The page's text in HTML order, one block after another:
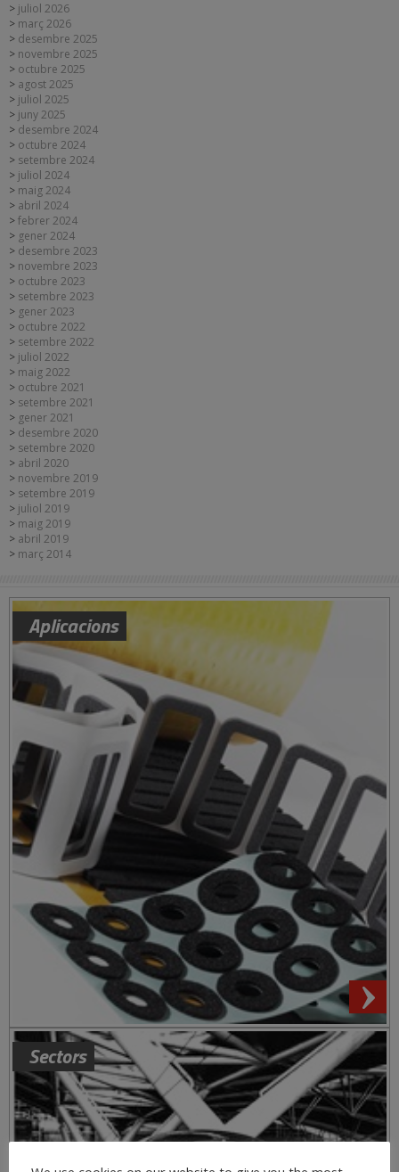
juliol 2026
març 2026
desembre 2025
novembre 2025
octubre 2025
agost 2025
juliol 2025
juny 2025
desembre 2024
octubre 2024
setembre 2024
juliol 2024
maig 2024
abril 2024
febrer 2024
gener 2024
desembre 2023
novembre 2023
octubre 2023
setembre 2023
gener 2023
octubre 2022
setembre 2022
juliol 2022
maig 2022
octubre 2021
setembre 2021
gener 2021
desembre 2020
setembre 2020
abril 2020
novembre 2019
setembre 2019
juliol 2019
maig 2019
abril 2019
març 2014
Aplicacions
Sectors